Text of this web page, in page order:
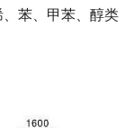
苯、甲苯、醇类